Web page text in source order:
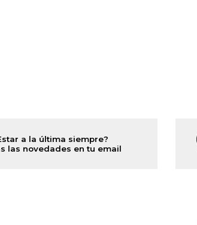
a la última siempre?
las novedades en tu email